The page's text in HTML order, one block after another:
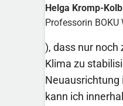
Helga Kromp-Kolb
Professorin BOKU
), dass nur noch
Klima zu
Neuausrichtung
kann ich